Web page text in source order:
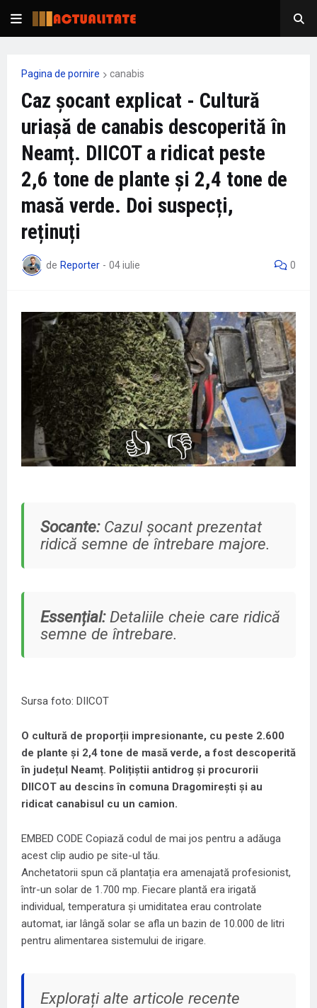
Pagina de pornire canabis
Caz șocant explicat - Cultură
uriașă de canabis descoperită în
Neamț. DIICOT a ridicat peste
2,6 tone de plante și 2,4 tone de
masă verde. Doi suspecți,
reținuți
de Reporter - 04 iulie 0
👍 👎
Socante:Cazul șocant prezentat
ridică semne de întrebare majore.
Essențial:Detaliile cheie care ridică
semne de întrebare.
Sursa foto: DIICOT
O cultură de proporții impresionante, cu peste 2.600
de plante și 2,4 tone de masă verde, a fost descoperită
în județul Neamț. Polițiștii antidrog și procurorii
DIICOT au descins în comuna Dragomirești și au
ridicat canabisul cu un camion.
EMBED CODE Copiază codul de mai jos pentru a adăuga
acest clip audio pe site-ul tău.
Anchetatorii spun că plantația era amenajată profesionist,
într-un solar de 1.700 mp. Fiecare plantă era irigată
individual, temperatura și umiditatea erau controlate
automat, iar lângă solar se afla un bazin de 10.000 de litri
pentru alimentarea sistemului de irigare.
Explorați alte articole recente